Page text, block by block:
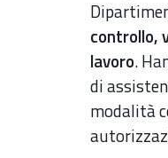
controllo,
lavoro.
di
modalità